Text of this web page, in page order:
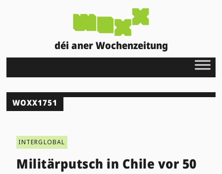
déi aner Wochenzeitung
WOXX1751
INTERGLOBAL
Militärputsch in Chile vor 50